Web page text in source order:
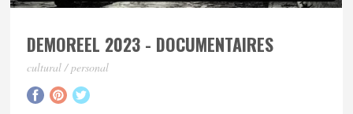
DEMOREEL 2023 - DOCUMENTAIRES
cultural / personal